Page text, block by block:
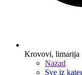
Krovovi, limarija
Nazad
Sve iz